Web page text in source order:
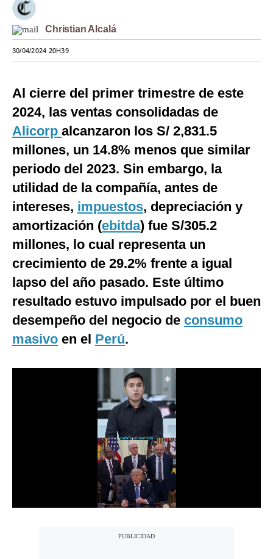
Viajes
Moda
Estilos
México
España
Internacional
Tecnología
Club del Suscriptor
Mix
Notas Contratadas
Podcast
Gestión TV
Y
Christian Alcalá
30/04/2024 20H39
Al cierre del primer trimestre de este
2024, las ventas consolidadas de
Alicorp alcanzaron los S/ 2,831.5
millones, un 14.8% menos que similar
periodo del 2023. Sin embargo, la
utilidad de la compañía, antes de
intereses, impuestos, depreciación y
amortización (ebitda) fue S/305.2
millones, lo cual representa un
crecimiento de 29.2% frente a igual
lapso del año pasado. Este último
resultado estuvo impulsado por el buen
desempeño del negocio de consumo
masivo en el Perú.